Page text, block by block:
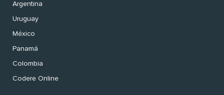
Argentina
Uruguay
México
Panamá
Colombia
Codere Online